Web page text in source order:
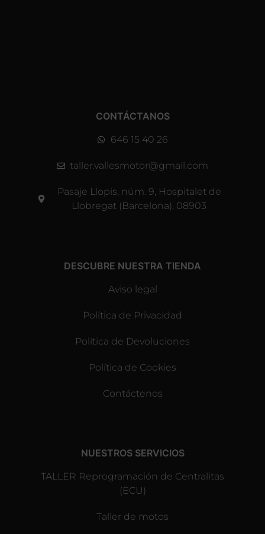
CONTÁCTANOS
646 15 40 26
taller.vallesmotor@gmail.com
Pasaje Llopis, núm. 9, Hospitalet de
Llobregat (Barcelona), 08903
DESCUBRE NUESTRA TIENDA
Aviso legal
Política de Privacidad
Política de Devoluciones
Política de Cookies
Contáctenos
NUESTROS SERVICIOS
TALLER Reprogramación de Centralitas
(ECU)
Taller de motos